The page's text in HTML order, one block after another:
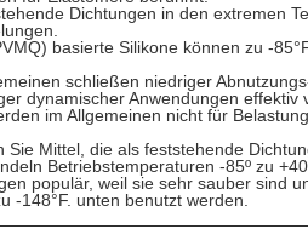
Dichtungen in den extremen
basierte Silikone können zu -
schließen niedriger
dynamischer Anwendungen
im Allgemeinen nicht für
Sie Mittel, die als feststehende
Betriebstemperaturen -85º zu
populär, weil sie sehr sauber sind
-148°F. unten benutzt werden.